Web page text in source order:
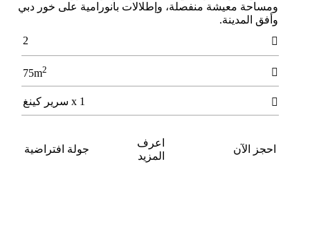
ومساحة معيشة منفصلة، وإطلالات بانورامية على خور دبي
وأفق المدينة.

2

75m2
 1 x سرير كينغ
احجز الآن
اعرف
المزيد
جولة افتراضية